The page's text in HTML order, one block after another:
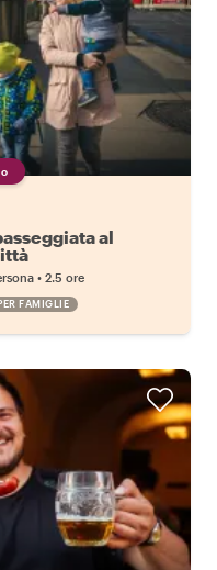
al
• 2.5 ore
FAMIGLIE